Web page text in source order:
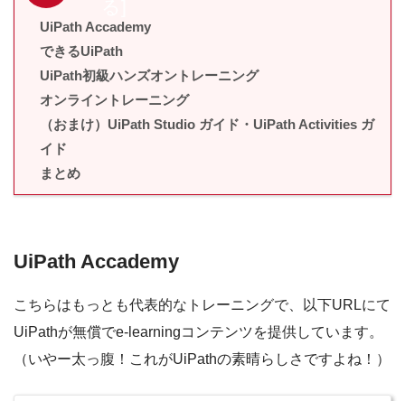
UiPath Accademy
できるUiPath
UiPath初級ハンズオントレーニング
オンライントレーニング
（おまけ）UiPath Studio ガイド・UiPath Activities ガ
イド
まとめ
UiPath Accademy
こちらはもっとも代表的なトレーニングで、以下URLにて
UiPathが無償でe-learningコンテンツを提供しています。
（いやー太っ腹！これがUiPathの素晴らしさですよね！）